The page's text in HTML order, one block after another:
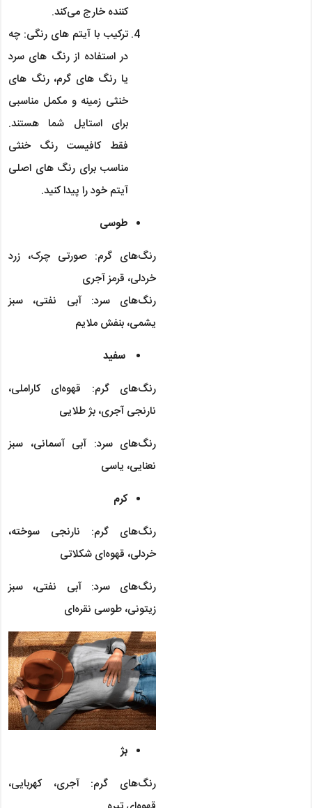
کننده خارج می‌کند.
ترکیب با آیتم های رنگی: چه
در استفاده از رنگ های سرد
یا رنگ های گرم، رنگ های
خنثی زمینه و مکمل مناسبی
برای استایل شما هستند.
فقط کافیست رنگ خنثی
مناسب برای رنگ های اصلی
آیتم خود را پیدا کنید.
طوسی
رنگ‌های گرم: صورتی چرک، زرد
خردلی، قرمز آجری
رنگ‌های سرد: آبی نفتی، سبز
یشمی، بنفش ملایم
سفید
رنگ‌های گرم: قهوه‌ای کاراملی،
نارنجی آجری، بژ طلایی
رنگ‌های سرد: آبی آسمانی، سبز
نعنایی، یاسی
کرم
رنگ‌های گرم: نارنجی سوخته،
خردلی، قهوه‌ای شکلاتی
رنگ‌های سرد: آبی نفتی، سبز
زیتونی، طوسی نقره‌ای
بژ
رنگ‌های گرم: آجری، کهربایی،